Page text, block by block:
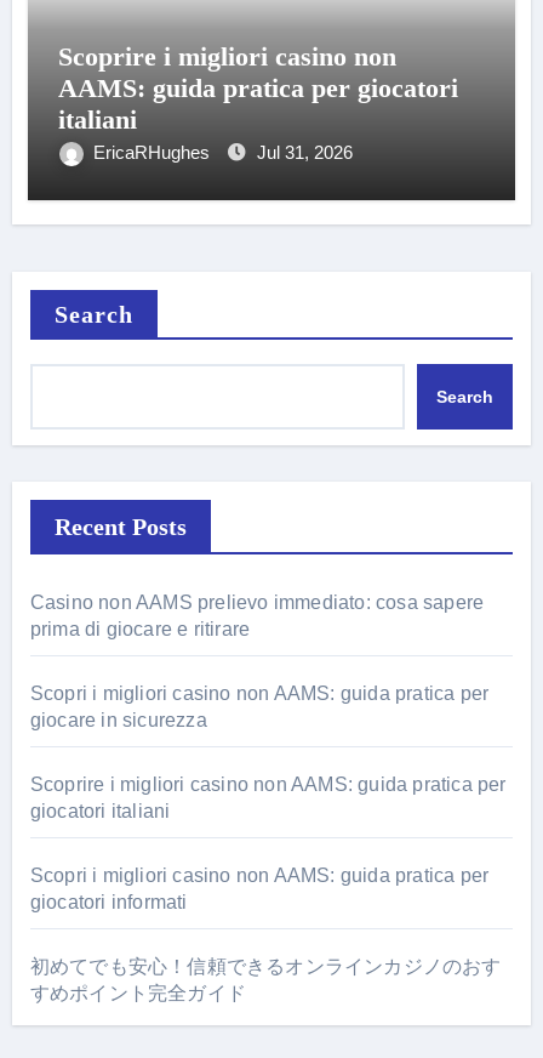
Scoprire i migliori casino non
AAMS: guida pratica per giocatori
italiani
EricaRHughes Jul 31, 2026
Search
Search
Recent Posts
Casino non AAMS prelievo immediato: cosa sapere
prima di giocare e ritirare
Scopri i migliori casino non AAMS: guida pratica per
giocare in sicurezza
Scoprire i migliori casino non AAMS: guida pratica per
giocatori italiani
Scopri i migliori casino non AAMS: guida pratica per
giocatori informati
初めてでも安心！信頼できるオンラインカジノのおす
すめポイント完全ガイド